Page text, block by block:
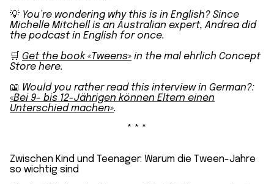
💡 You’re wondering why this is in English? Since
Michelle Mitchell is an Australian expert, Andrea did
the podcast in English for once.
🛒 Get the book «Tweens» in the mal ehrlich Concept
Store here.
📖 Would you rather read this interview in German?:
«Bei 9- bis 12-Jährigen können Eltern einen
Unterschied machen».
* * *
Zwischen Kind und Teenager: Warum die Tween-Jahre
so wichtig sind